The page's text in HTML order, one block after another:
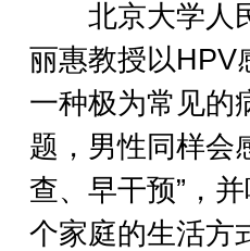
北京大学人民
丽惠教授以HPV
一种极为常见的
题，男性同样会
查、早干预”，
个家庭的生活方